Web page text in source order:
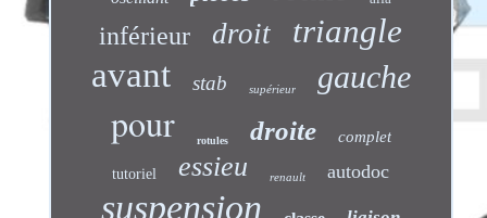
inférieur droit triangle
avant stab supérieur gauche
pour rotules droite complet
tutoriel essieu renault autodoc
suspension